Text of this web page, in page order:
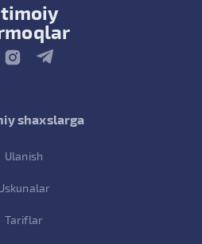
shaxslarga
Ulanish
Tariflar